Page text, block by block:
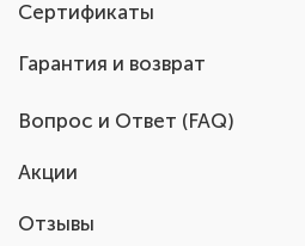
Сертификаты
Гарантия и возврат
Вопрос и Ответ (FAQ)
Акции
Отзывы